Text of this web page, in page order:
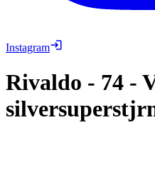
Instagram
Rivaldo - 74 -